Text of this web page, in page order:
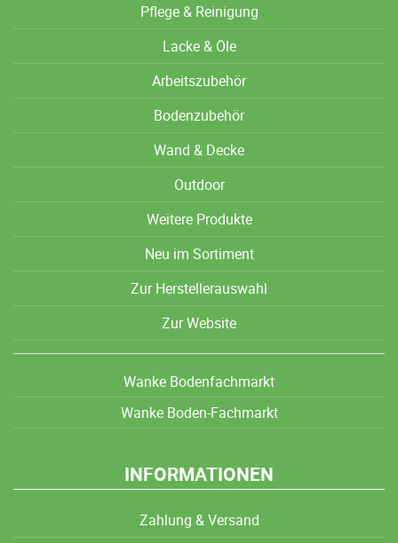
Pflege & Reinigung
Lacke & Öle
Arbeitszubehör
Bodenzubehör
Wand & Decke
Outdoor
Weitere Produkte
Neu im Sortiment
Zur Herstellerauswahl
Zur Website
Wanke Bodenfachmarkt
Wanke Boden-Fachmarkt
INFORMATIONEN
Zahlung & Versand